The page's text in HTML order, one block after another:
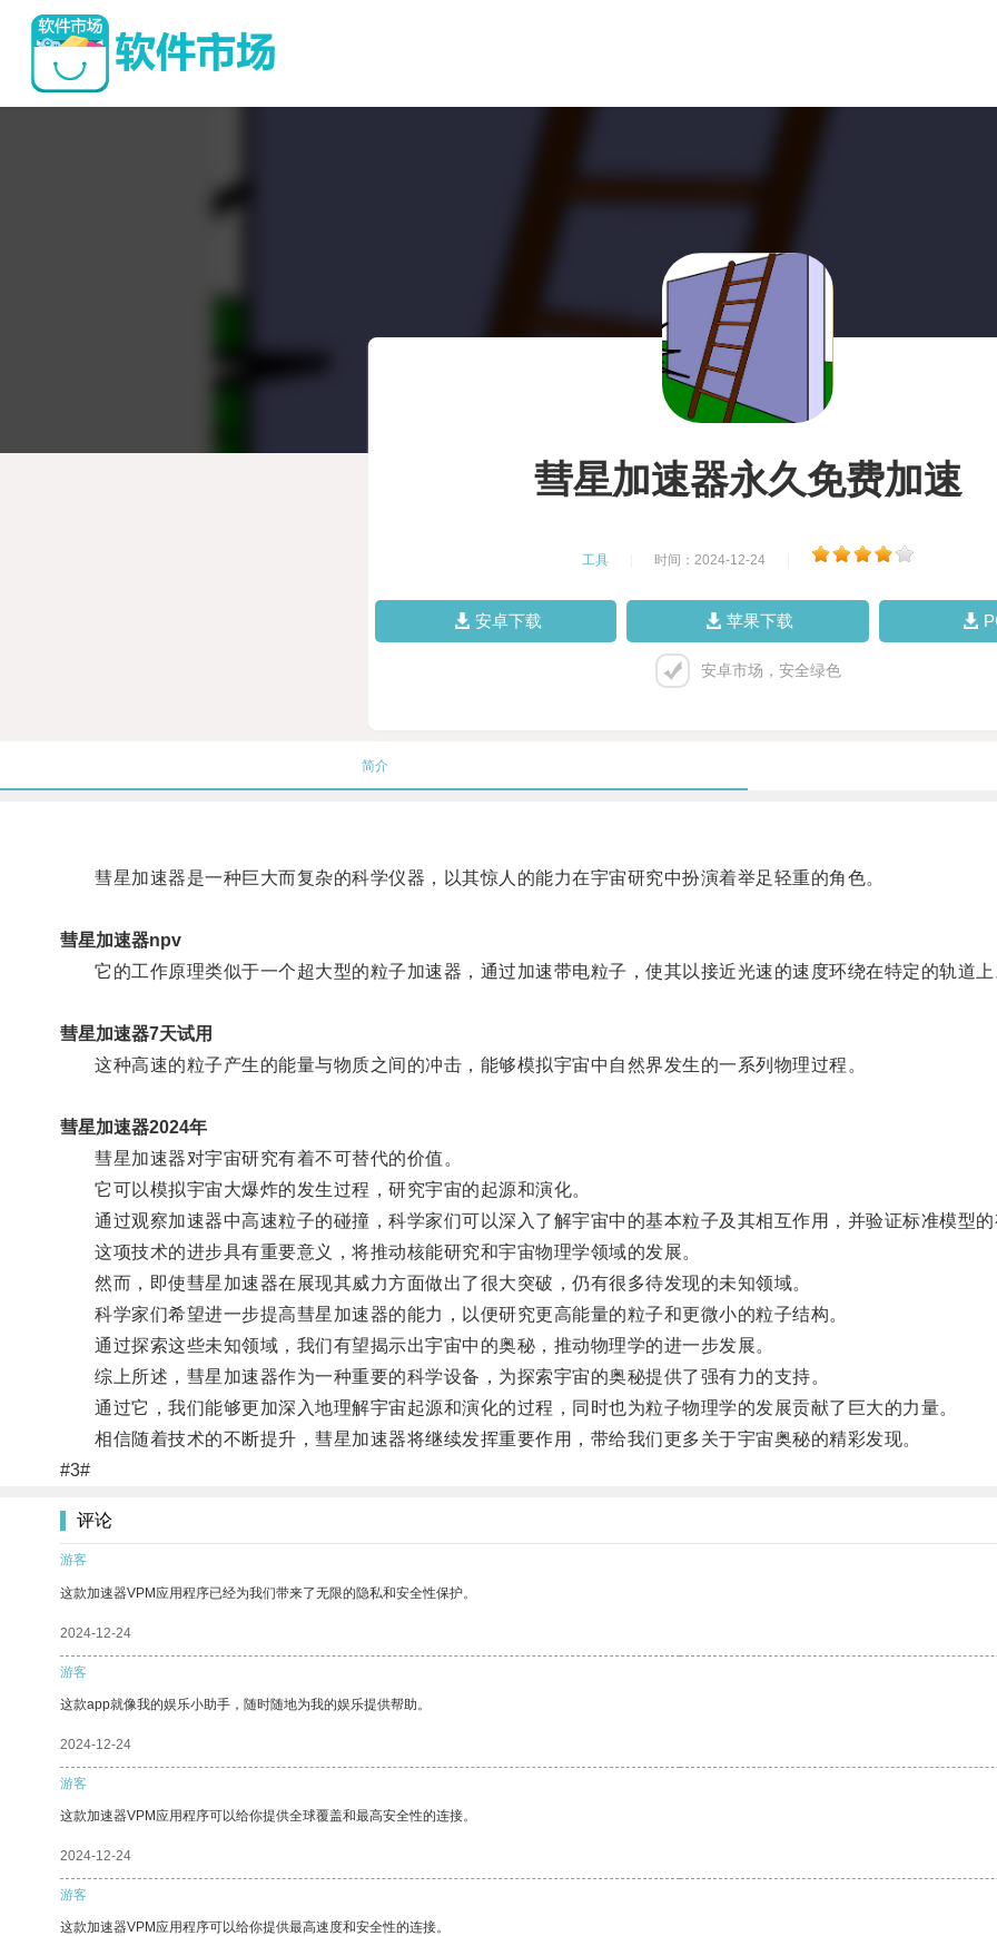
彗星加速器永久免费加速
工具 时间：2024-12-24
安卓下载 苹果下载
安卓市场，安全绿色
简介
彗星加速器是一种巨大而复杂的科学仪器，以其惊人的能力在宇宙研究中扮演着举足轻重的角色。
彗星加速器npv
它的工作原理类似于一个超大型的粒子加速器，通过加速带电粒子，使其以接近光速的速度环绕在特定的轨道
彗星加速器7天试用
这种高速的粒子产生的能量与物质之间的冲击，能够模拟宇宙中自然界发生的一系列物理过程。
彗星加速器2024年
彗星加速器对宇宙研究有着不可替代的价值。
它可以模拟宇宙大爆炸的发生过程，研究宇宙的起源和演化。
通过观察加速器中高速粒子的碰撞，科学家们可以深入了解宇宙中的基本粒子及其相互作用，并验证标准模型
这项技术的进步具有重要意义，将推动核能研究和宇宙物理学领域的发展。
然而，即使彗星加速器在展现其威力方面做出了很大突破，仍有很多待发现的未知领域。
科学家们希望进一步提高彗星加速器的能力，以便研究更高能量的粒子和更微小的粒子结构。
通过探索这些未知领域，我们有望揭示出宇宙中的奥秘，推动物理学的进一步发展。
综上所述，彗星加速器作为一种重要的科学设备，为探索宇宙的奥秘提供了强有力的支持。
通过它，我们能够更加深入地理解宇宙起源和演化的过程，同时也为粒子物理学的发展贡献了巨大的力量。
相信随着技术的不断提升，彗星加速器将继续发挥重要作用，带给我们更多关于宇宙奥秘的精彩发现。
#3#
评论
游客
这款加速器VPM应用程序已经为我们带来了无限的隐私和安全性保护。
2024-12-24
游客
这款app就像我的娱乐小助手，随时随地为我的娱乐提供帮助。
2024-12-24
游客
这款加速器VPM应用程序可以给你提供全球覆盖和最高安全性的连接。
2024-12-24
游客
这款加速器VPM应用程序可以给你提供最高速度和安全性的连接。